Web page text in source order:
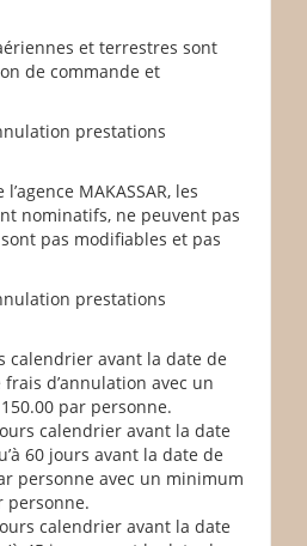
et terrestres sont
de commande et
prestations
MAKASSAR, les
nominatifs, ne peuvent pas
pas modifiables et pas
prestations
calendrier avant la date de
d’annulation avec un
par personne.
calendrier avant la date
60 jours avant la date de
personne avec un minimum
personne.
calendrier avant la date